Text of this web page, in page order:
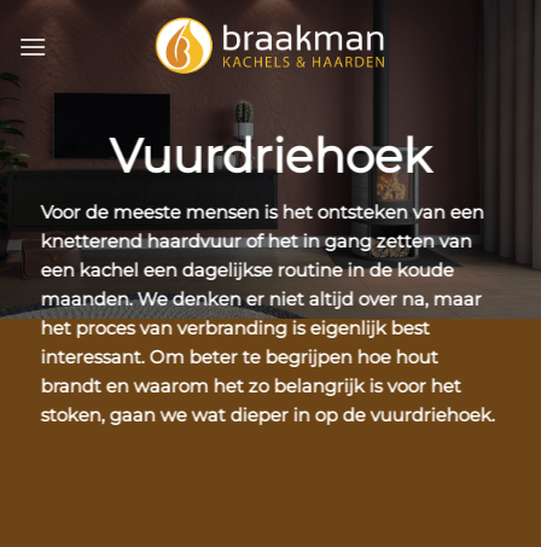
naar
inhoud
Vuurdriehoek
Voor de meeste mensen is het ontsteken van een
knetterend haardvuur of het in gang zetten van
een kachel een dagelijkse routine in de koude
maanden. We denken er niet altijd over na, maar
het proces van verbranding is eigenlijk best
interessant. Om beter te begrijpen hoe hout
brandt en waarom het zo belangrijk is voor het
stoken, gaan we wat dieper in op de vuurdriehoek.